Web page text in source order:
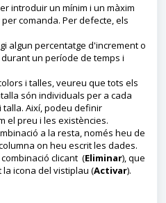
introduir un mínim i un màxim
comanda. Per defecte, els
algun percentatge d'increment o
un període de temps i
i talles, veureu que tots els
són individuals per a cada
Així, podeu definir
el preu i les existències.
a la resta, només heu de
on heu escrit les dades.
clicant (Eliminar), que
icona del vistiplau (Activar).